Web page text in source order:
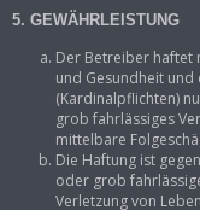
5. GEWÄHRLEISTUNG
Der Betreiber haftet
und Gesundheit
(Kardinalpflichten)
grob fahrlässiges
mittelbare
Die Haftung ist
oder grob
Verletzung von